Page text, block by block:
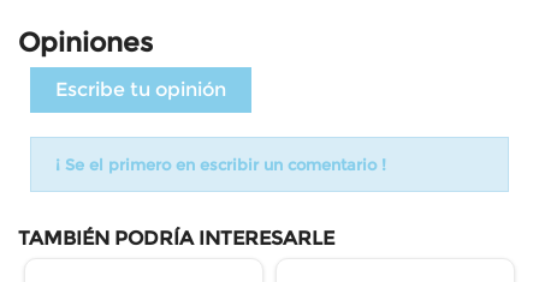
Opiniones
Escribe tu opinión
¡ Se el primero en escribir un comentario !
TAMBIÉN PODRÍA INTERESARLE